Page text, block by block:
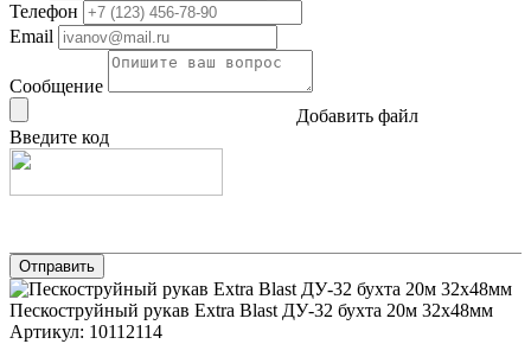
Телефон
Email
Сообщение
Добавить файл
Введите код
Пескоструйный рукав Extra Blast ДУ-32 бухта 20м 32х48мм
Артикул: 10112114